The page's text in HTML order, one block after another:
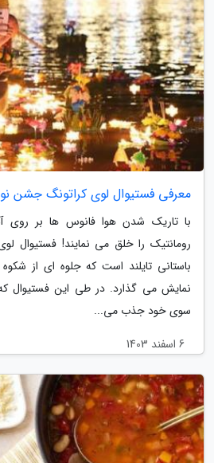
معرفی فستیوال لوی کراتونگ جشن
با تاریک شدن هوا فانوس ها بر روی
رومانتیک را خلق می نمایند! فستیوال
باستانی تایلند است که جلوه ای از
نمایش می گذارد. در طی این فستیوال که
سوی خود جذب می...
6 اسفند 1403